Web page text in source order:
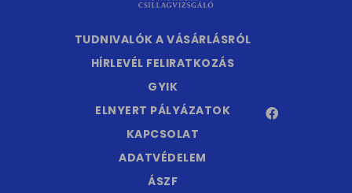
TUDNIVALÓK A VÁSÁRLÁSRÓL
HÍRLEVÉL FELIRATKOZÁS
GYIK
ELNYERT PÁLYÁZATOK
KAPCSOLAT
ADATVÉDELEM
ÁSZF